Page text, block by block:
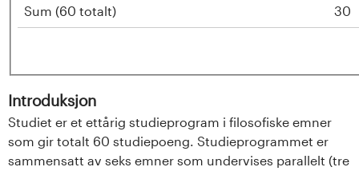
Sum (60 totalt) 30
Introduksjon
Studiet er et ettårig studieprogram i filosofiske emner
som gir totalt 60 studiepoeng. Studieprogrammet er
sammensatt av seks emner som undervises parallelt (tre